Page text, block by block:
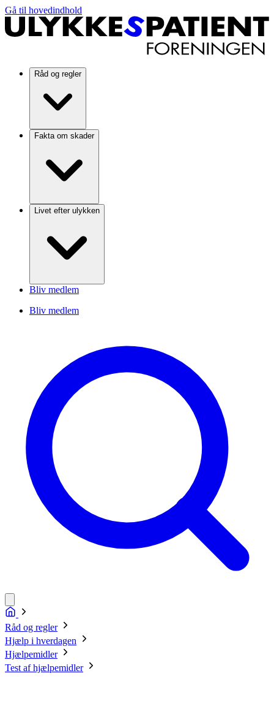
Gå til hovedindhold
Råd og regler
Fakta om skader
Livet efter ulykken
Bliv medlem
Bliv medlem
Råd og regler
Hjælp i hverdagen
Hjælpemidler
Test af hjælpemidler